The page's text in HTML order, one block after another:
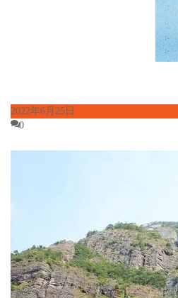
2022年6月25日
0